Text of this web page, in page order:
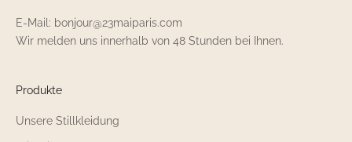
E-Mail: bonjour@23maiparis.com
Wir melden uns innerhalb von 48 Stunden bei Ihnen.
Produkte
Unsere Stillkleidung